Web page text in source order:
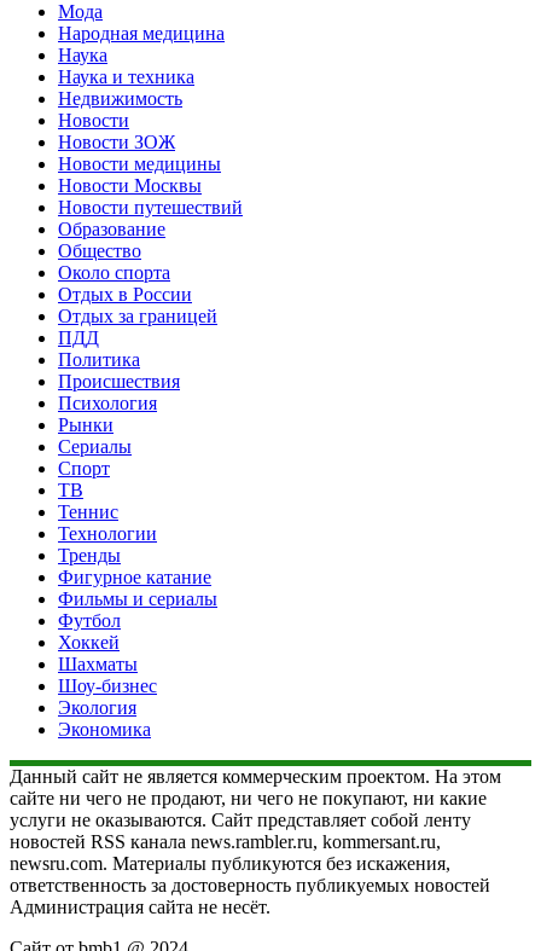
Мода
Народная медицина
Наука
Наука и техника
Недвижимость
Новости
Новости ЗОЖ
Новости медицины
Новости Москвы
Новости путешествий
Образование
Общество
Около спорта
Отдых в России
Отдых за границей
ПДД
Политика
Происшествия
Психология
Рынки
Сериалы
Спорт
ТВ
Теннис
Технологии
Тренды
Фигурное катание
Фильмы и сериалы
Футбол
Хоккей
Шахматы
Шоу-бизнес
Экология
Экономика
Данный сайт не является коммерческим проектом. На этом
сайте ни чего не продают, ни чего не покупают, ни какие
услуги не оказываются. Сайт представляет собой ленту
новостей RSS канала news.rambler.ru, kommersant.ru,
newsru.com. Материалы публикуются без искажения,
ответственность за достоверность публикуемых новостей
Администрация сайта не несёт.